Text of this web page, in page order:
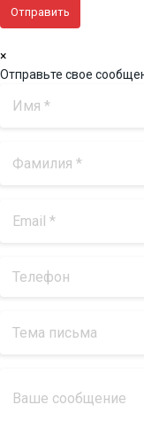
×
Отправьте свое